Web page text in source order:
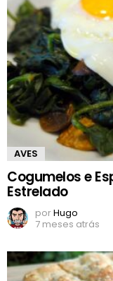
AVES
Cogumelos e
Estrelado
porHugo
7 meses atrás